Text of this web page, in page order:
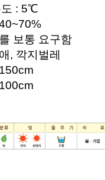
도 : 5℃
보통 요구함
, 깍지벌레